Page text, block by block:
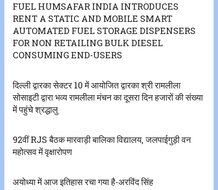
FUEL HUMSAFAR INDIA INTRODUCES
RENT A STATIC AND MOBILE SMART
AUTOMATED FUEL STORAGE DISPENSERS
FOR NON RETAILING BULK DIESEL
CONSUMING END-USERS
दिल्ली द्वारका सेक्टर 10 में आयोजित द्वारका श्री रामलीला
सोसाइटी द्वारा भव्य रामलीला मंचन का दूसरा दिन हजारों की संख्या
में पहुंचे श्रद्धालु
92वीं RJS बैठक मारवाड़ी बालिका विद्यालय, जलपाईगुड़ी वन
महोत्सव में वृक्षारोपण
अयोध्या में आज इतिहास रचा गया है-अरविंद सिंह